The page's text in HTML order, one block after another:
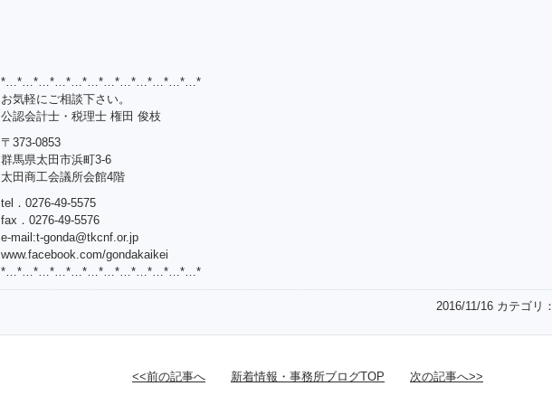
*…*…*…*…*…*…*…*…*…*…*…*…*
お気軽にご相談下さい。
公認会計士・税理士 権田 俊枝
〒373-0853
群馬県太田市浜町3-6
太田商工会議所会館4階
tel．0276-49-5575
fax．0276-49-5576
e-mail:t-gonda@tkcnf.or.jp
www.facebook.com/gondakaikei
*…*…*…*…*…*…*…*…*…*…*…*…*
2016/11/16 カテゴリ：
<<前の記事へ 新着情報・事務所ブログTOP 次の記事へ>>